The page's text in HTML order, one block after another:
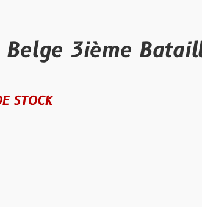
3ième Bataillon